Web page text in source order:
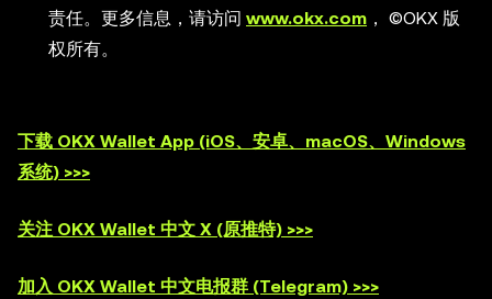
责任。更多信息，请访问 www.okx.com ， ©OKX 版
权所有。
下载 OKX Wallet App (iOS、安卓、macOS、Windows
系统) >>>
关注 OKX Wallet 中文 X (原推特) >>>
加入 OKX Wallet 中文电报群 (Telegram) >>>